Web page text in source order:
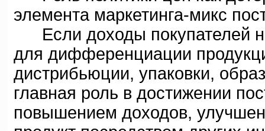
элемента маркетинга-микс
Если доходы покупателей
для дифференциации
дистрибьюции, упаковки,
главная роль в достижении
повышением доходов,